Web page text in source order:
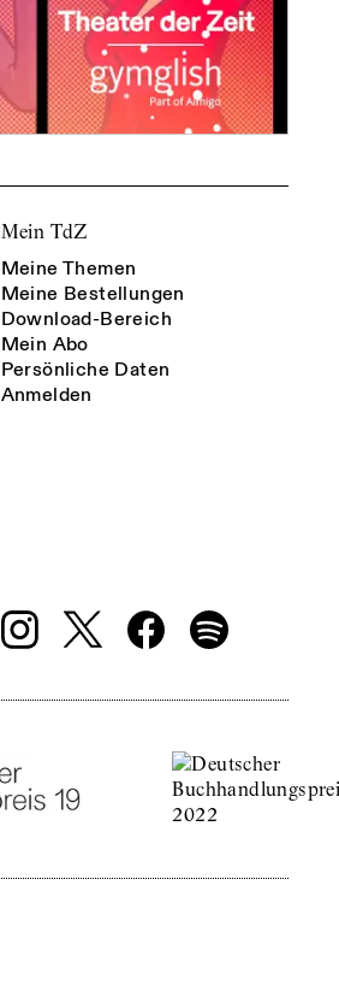
Mein TdZ
Meine Themen
Meine Bestellungen
Download-Bereich
Mein Abo
Persönliche Daten
Anmelden